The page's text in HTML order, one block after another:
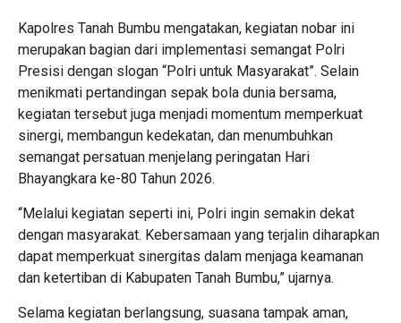
Kapolres Tanah Bumbu mengatakan, kegiatan nobar ini
merupakan bagian dari implementasi semangat Polri
Presisi dengan slogan “Polri untuk Masyarakat”. Selain
menikmati pertandingan sepak bola dunia bersama,
kegiatan tersebut juga menjadi momentum memperkuat
sinergi, membangun kedekatan, dan menumbuhkan
semangat persatuan menjelang peringatan Hari
Bhayangkara ke-80 Tahun 2026.
“Melalui kegiatan seperti ini, Polri ingin semakin dekat
dengan masyarakat. Kebersamaan yang terjalin diharapkan
dapat memperkuat sinergitas dalam menjaga keamanan
dan ketertiban di Kabupaten Tanah Bumbu,” ujarnya.
Selama kegiatan berlangsung, suasana tampak aman,